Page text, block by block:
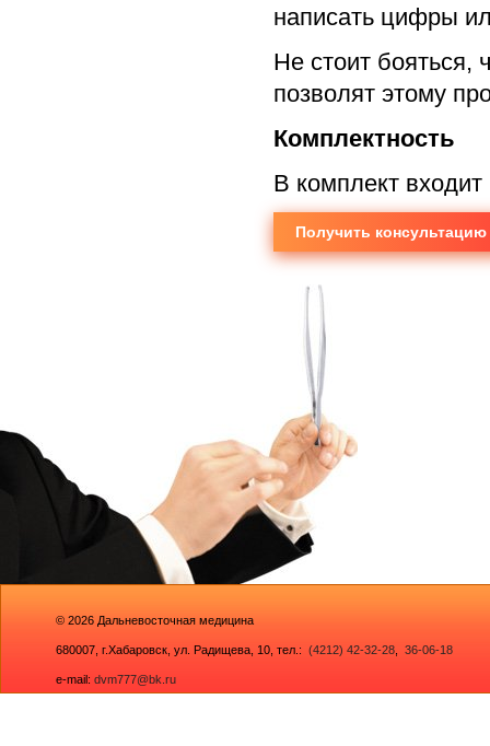
написать цифры
Не стоит бояться,
позволят этому
Комплектность
В комплект входит
Получить консультацию
© 2026 Дальневосточная медицина
680007, г.Хабаровск, ул. Радищева, 10 , тел.: (4212) 42-32-28 36-06-18
e-mail: dvm777@bk.ru